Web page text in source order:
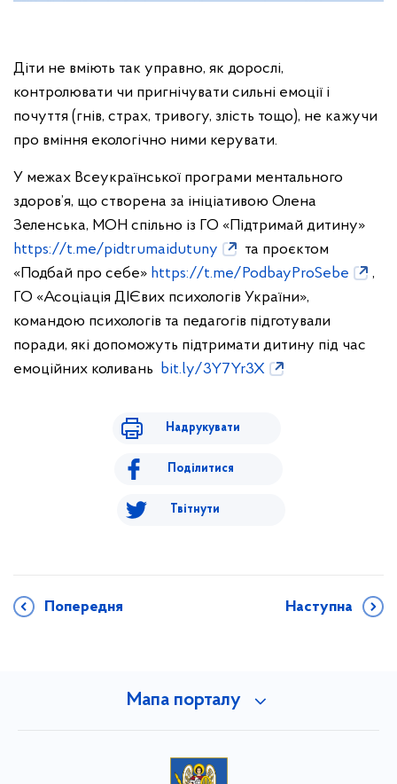
Діти не вміють так управно, як дорослі,
контролювати чи пригнічувати сильні емоції і
почуття (гнів, страх, тривогу, злість тощо), не кажучи
про вміння екологічно ними керувати.
У межах Всеукраїнської програми ментального
здоров’я, що створена за ініціативою Олена
Зеленська, МОН спільно із ГО «Підтримай дитину»
https://t.me/pidtrumaidutuny
та проєктом
«Подбай про себе» https://t.me/PodbayProSebe
,
ГО «Асоціація ДІЄвих психологів України»,
командою психологів та педагогів підготували
поради, які допоможуть підтримати дитину під час
емоційних коливань bit.ly/3Y7Yr3X
Надрукувати
Поділитися
Твітнути
Попередня Наступна
Мапа порталу